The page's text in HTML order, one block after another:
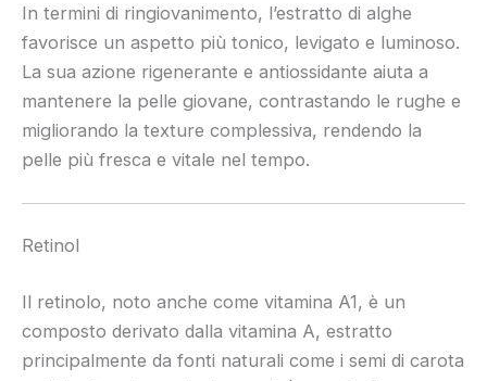
In termini di ringiovanimento, l’estratto di alghe
favorisce un aspetto più tonico, levigato e luminoso.
La sua azione rigenerante e antiossidante aiuta a
mantenere la pelle giovane, contrastando le rughe e
migliorando la texture complessiva, rendendo la
pelle più fresca e vitale nel tempo.
Retinol
Il retinolo, noto anche come vitamina A1, è un
composto derivato dalla vitamina A, estratto
principalmente da fonti naturali come i semi di carota